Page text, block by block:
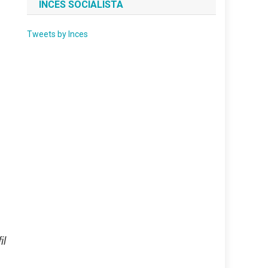
INCES SOCIALISTA
Tweets by Inces